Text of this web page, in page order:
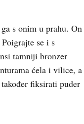
s onim u prahu. On
se i s
tamniji bronzer
ćela i vilice, a
fiksirati puder